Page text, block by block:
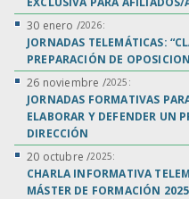
30 enero /2026:
JORNADAS TELEMÁTICAS:
PREPARACIÓN DE
26 noviembre /2025:
JORNADAS FORMATIVAS
ELABORAR Y DEFENDER UN
DIRECCIÓN
20 octubre /2025:
CHARLA INFORMATIVA
MÁSTER DE FORMACIÓN